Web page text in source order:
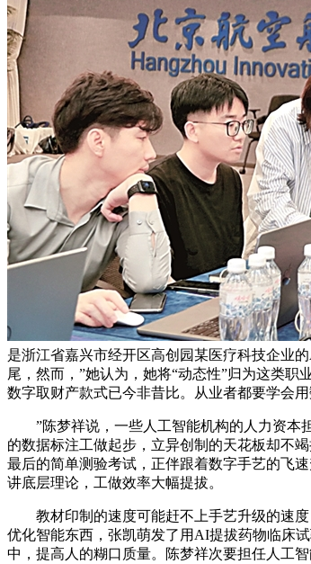
是浙江省嘉兴市经开区高创园某医疗科技企业
尾，然而，”她认为，她将“动态性”归为这类
数字取财产款式已今非昔比。从业者都要学会
”陈梦祥说，一些人工智能机构的人力资本担
的数据标注工做起步，立异创制的天花板却不
最后的简单测验考试，正伴跟着数字手艺的飞
讲底层理论，工做效率大幅提拔。
教材印制的速度可能赶不上手艺升级的速度
优化智能东西，张凯萌发了用AI提拔药物临床
中，提高人的糊口质量。陈梦祥次要担任人工